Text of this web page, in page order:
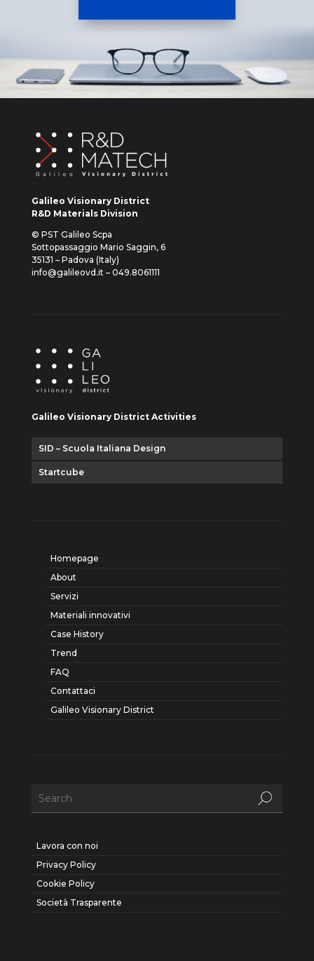
Galileo Visionary District
R&D Materials Division
© PST Galileo Scpa
Sottopassaggio Mario Saggin, 6
35131 – Padova (Italy)
info@galileovd.it – 049.8061111
Galileo Visionary District Activities
SID – Scuola Italiana Design
Startcube
Homepage
About
Servizi
Materiali innovativi
Case History
Trend
FAQ
Contattaci
Galileo Visionary District
Lavora con noi
Privacy Policy
Cookie Policy
Società Trasparente